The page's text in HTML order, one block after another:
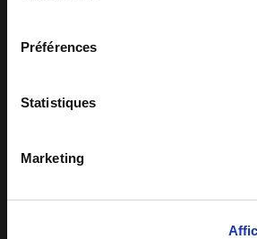
Préférences
Statistiques
Marketing